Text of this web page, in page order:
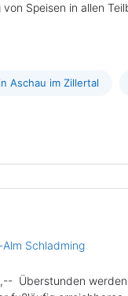
Speisen in allen
Aschau im Zillertal
Schladming
Überstunden